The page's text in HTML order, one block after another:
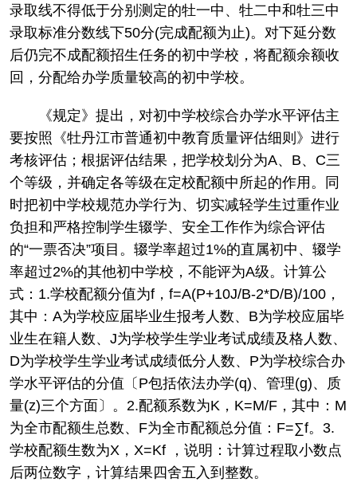
录取线不得低于分别测定的牡一中、牡二中和牡三中
录取标准分数线下50分(完成配额为止)。对下延分数
后仍完不成配额招生任务的初中学校，将配额余额收
回，分配给办学质量较高的初中学校。
《规定》提出，对初中学校综合办学水平评估主
要按照《牡丹江市普通初中教育质量评估细则》进行
考核评估；根据评估结果，把学校划分为A、B、C三
个等级，并确定各等级在定校配额中所起的作用。同
时把初中学校规范办学行为、切实减轻学生过重作业
负担和严格控制学生辍学、安全工作作为综合评估
的“一票否决”项目。辍学率超过1%的直属初中、辍学
率超过2%的其他初中学校，不能评为A级。计算公
式：1.学校配额分值为f，f=A(P+10J/B-2*D/B)/100，
其中：A为学校应届毕业生报考人数、B为学校应届毕
业生在籍人数、J为学校学生学业考试成绩及格人数、
D为学校学生学业考试成绩低分人数、P为学校综合办
学水平评估的分值〔P包括依法办学(q)、管理(g)、质
量(z)三个方面〕。2.配额系数为K，K=M/F，其中：M
为全市配额生总数、F为全市配额总分值：F=∑f。3.
学校配额生数为X，X=Kf ，说明：计算过程取小数点
后两位数字，计算结果四舍五入到整数。